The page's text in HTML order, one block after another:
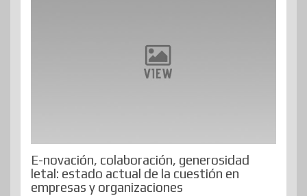
E-novación, colaboración, generosidad
letal: estado actual de la cuestión en
empresas y organizaciones